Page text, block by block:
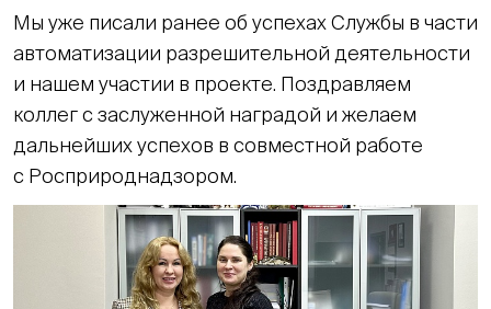
Мы уже писали ранее об успехах Службы в части
автоматизации разрешительной деятельности
и нашем участии в проекте. Поздравляем
коллег с заслуженной наградой и желаем
дальнейших успехов в совместной работе
с Росприроднадзором.